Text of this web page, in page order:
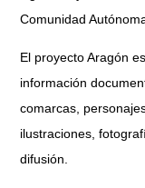
Comunidad
El proyecto Aragón
información
comarcas,
ilustraciones,
difusión.